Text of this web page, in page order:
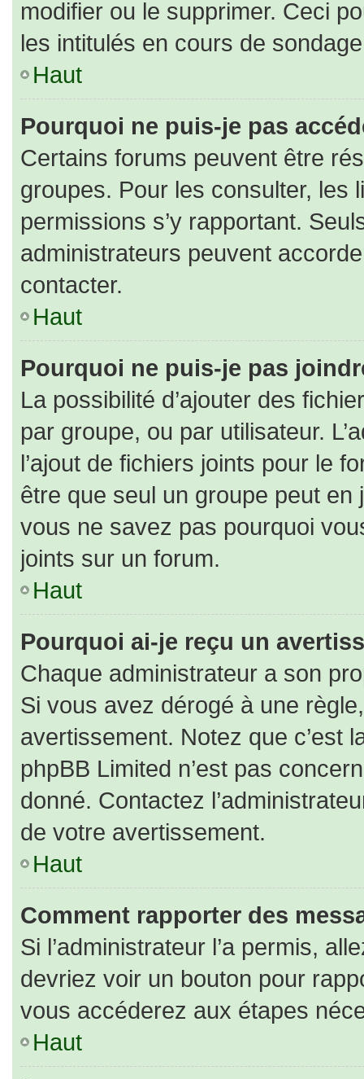
modifier ou le supprimer. Ceci
les intitulés en cours de
Haut
Pourquoi ne puis-je pas
Certains forums peuvent être
groupes. Pour les consulter, les
permissions s’y rapportant.
administrateurs peuvent
contacter.
Haut
Pourquoi ne puis-je pas
La possibilité d’ajouter des
par groupe, ou par utilisateur.
l’ajout de fichiers joints pour le
être que seul un groupe peut en
vous ne savez pas pourquoi
joints sur un forum.
Haut
Pourquoi ai-je reçu un
Chaque administrateur a son
Si vous avez dérogé à une
avertissement. Notez que c’est
phpBB Limited n’est pas
donné. Contactez
de votre avertissement.
Haut
Comment rapporter des
Si l’administrateur l’a permis,
devriez voir un bouton pour
vous accéderez aux étapes
Haut